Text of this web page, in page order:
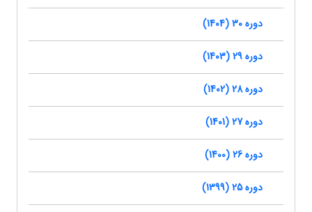
دوره 30 (1404)
دوره 29 (1403)
دوره 28 (1402)
دوره 27 (1401)
دوره 26 (1400)
دوره 25 (1399)